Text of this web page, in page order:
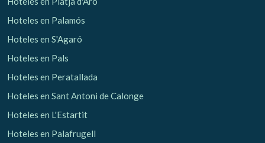
Verificar localizador
Hoteles en Palamós
Hoteles en S'Agaró
Hoteles en Pals
Hoteles en Peratallada
Hoteles en Sant Antoni de Calonge
Hoteles en L'Estartit
Hoteles en Palafrugell